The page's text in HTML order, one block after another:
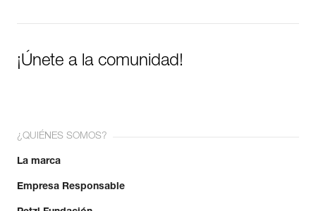
¡Únete a la comunidad!
¿QUIÉNES SOMOS?
La marca
Empresa Responsable